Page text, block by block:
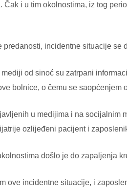
Čak i u tim okolnostima, iz tog
predanosti, incidentne situacije
od sinoć su zatrpani
bolnice, o čemu se saopćenjem
u medijima i na socijalnim
ozlijeđeni pacijent i
došlo je do zapaljenja
ove incidentne situacije, i